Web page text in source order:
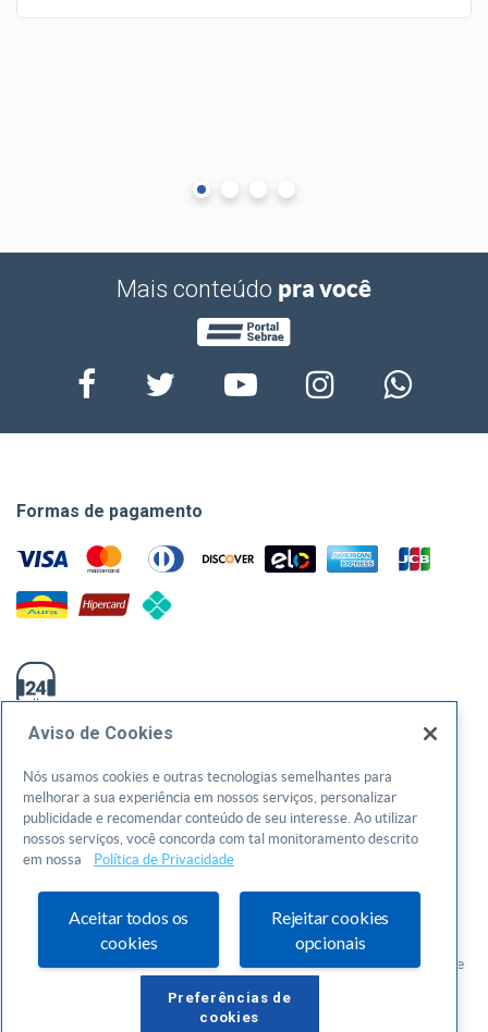
Mais conteúdo pra você
Formas de pagamento
0800-570-0800
Av. T-3, 1000, Setor Bueno - Goiânia/GO - CEP: 74210240
CNPJ: 01.269.984/0001-73
Política de privacidade
© 2026 Todos os direitos reservados. Serviço de Apoio as Micro e
Pequenas Empresas de Goiás
Aviso de Cookies
Nós usamos cookies e outras tecnologias semelhantes para
melhorar a sua experiência em nossos serviços, personalizar
publicidade e recomendar conteúdo de seu interesse. Ao utilizar
nossos serviços, você concorda com tal monitoramento descrito
em nossa
Política de Privacidade
Aceitar todos os
cookies
Rejeitar cookies
opcionais
Preferências de
cookies